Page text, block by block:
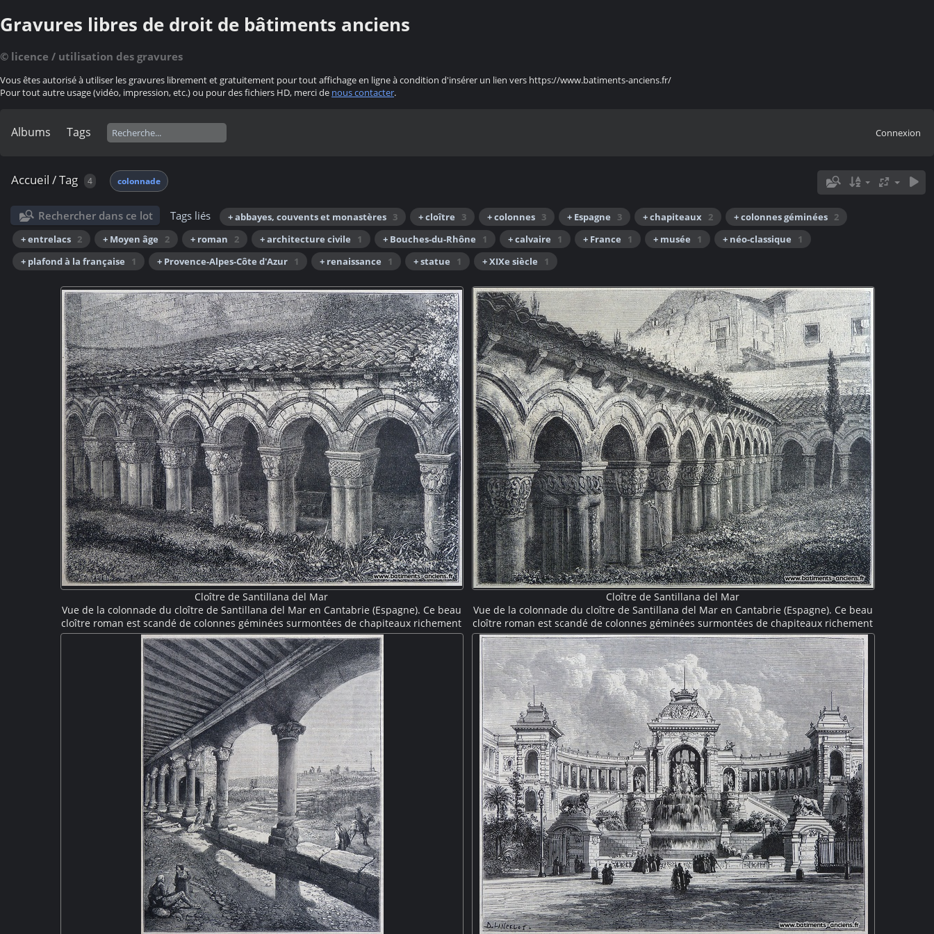
Gravures libres de droit de bâtiments anciens
© licence / utilisation des gravures
Vous êtes autorisé à utiliser les gravures librement et gratuitement pour tout affichage en ligne à condition d'insérer un lien vers https://www.batiments-anciens.fr/
Pour tout autre usage (vidéo, impression, etc.) ou pour des fichiers HD, merci de nous contacter.
Albums Tags Connexion
Accueil /Tag 4 colonnade
Rechercher dans ce lot Tags liés + abbayes, couvents et monastères 3 + cloître 3 + colonnes 3 + Espagne 3 + chapiteaux 2 + colonnes géminées 2
+ entrelacs 2 + Moyen âge 2 + roman 2 + architecture civile 1 + Bouches-du-Rhône 1 + calvaire 1 + France 1 + musée 1 + néo-classique
1
+ plafond à la française
1 + Provence-Alpes-Côte d'Azur 1 + renaissance 1 + statue 1 + XIXe siècle 1
Cloître de Santillana del Mar
Vue de la colonnade du cloître de Santillana del Mar en Cantabrie (Espagne). Ce beau
cloître roman est scandé de colonnes géminées surmontées de chapiteaux richement
sculptés : motifs géométriques et floraux, végétaux, entrelacs et scènes bibliques.
Sous la galerie du cloître, on devine un coffre couvert à deux pans. Sarcophage ?
Reliquaire ?
Cloître de Santillana del Mar
Vue de la colonnade du cloître de Santillana del Mar en Cantabrie (Espagne). Ce beau
cloître roman est scandé de colonnes géminées surmontées de chapiteaux richement
sculptés : motifs géométriques et floraux, végétaux, entrelacs et scènes bibliques.
L'intérieur du cloître envahi par la végétation et les façades en second plan évoquent
un bâtiment désaffecté ou peu entretenu.